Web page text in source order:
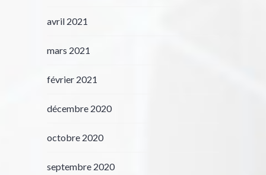
avril 2021
mars 2021
février 2021
décembre 2020
octobre 2020
septembre 2020